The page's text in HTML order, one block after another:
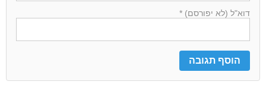
דוא"ל (לא יפורסם) *